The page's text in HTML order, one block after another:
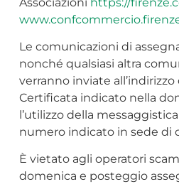
Le comunicazioni di
nonché qualsiasi altra
verranno inviate
Certificata indicato nella
l’utilizzo della
numero indicato in sede di
È vietato agli operatori
domenica e posteggio